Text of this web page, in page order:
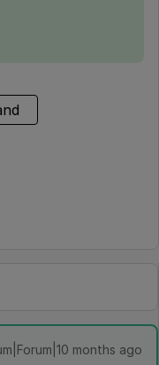
months ago